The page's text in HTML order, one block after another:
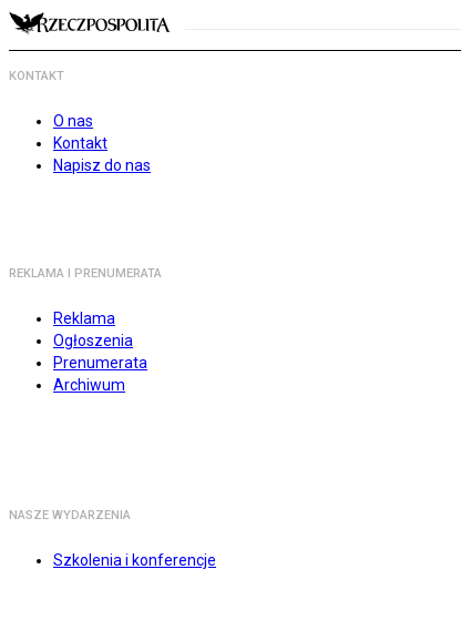
KONTAKT
O nas
Kontakt
Napisz do nas
REKLAMA I PRENUMERATA
Reklama
Ogłoszenia
Prenumerata
Archiwum
NASZE WYDARZENIA
Szkolenia i konferencje